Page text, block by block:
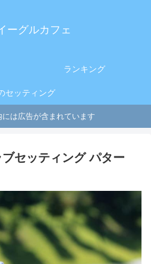
ーグルカフェ
ランキング
セッティング
は広告が含まれています
セッティング パター